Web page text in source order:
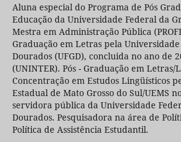
Aluna especial do Programa de Pós
Educação da Universidade Federal da
Mestra em Administração Pública
Graduação em Letras pela
Dourados (UFGD), concluida no ano de
(UNINTER). Pós - Graduação em Letras/
Concentração em Estudos Lingüísticos
Estadual de Mato Grosso do Sul/UEMS
servidora pública da Universidade
Dourados. Pesquisadora na área de
Política de Assistência Estudantil.